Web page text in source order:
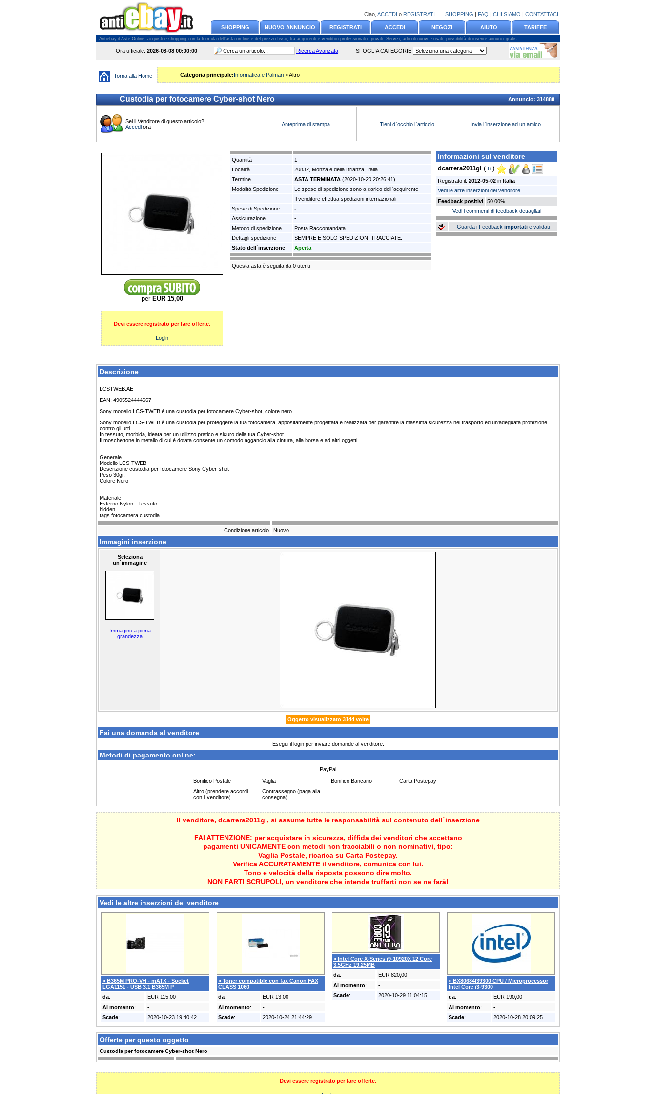
Ciao, ACCEDI o REGISTRATI SHOPPING | FAQ | CHI SIAMO | CONTATTACI
SHOPPING NUOVO ANNUNCIO REGISTRATI ACCEDI NEGOZI AIUTO TARIFFE
Antiebay.it Aste Online, acquisti e shopping con la formula dell'asta on line e del prezzo fisso, tra acquirenti e venditori professionali e privati. Servizi, articoli nuovi e usati, possibilità di inserire annunci gratis.
Ora ufficiale: 2026-08-08 00:00:00 Ricerca Avanzata SFOGLIA CATEGORIE
Torna alla Home Categoria principale:Informatica e Palmari > Altro
Custodia per fotocamere Cyber-shot Nero Annuncio: 314888
Sei il Venditore di questo articolo?
Accedi ora Anteprima di stampa Tieni d`occhio l`articolo Invia l`inserzione ad un amico
per EUR 15,00
Devi essere registrato per fare offerte.
Login
Quantità
1
Località
20832, Monza e della Brianza, Italia
Termine
ASTA TERMINATA (2020-10-20 20:26:41)
Modalità Spedizione
Le spese di spedizione sono a carico dell`acquirente
Il venditore effettua spedizioni internazionali
Spese di Spedizione
-
Assicurazione
-
Metodo di spedizione
Posta Raccomandata
Dettagli spedizione
SEMPRE E SOLO SPEDIZIONI TRACCIATE.
Stato dell`inserzione
Aperta
Questa asta è seguita da 0 utenti
Informazioni sul venditore
dcarrera2011gl ( 6 )
Registrato il: 2012-05-02 in Italia
Vedi le altre inserzioni del venditore
Feedback positivi
50.00%
Vedi i commenti di feedback dettagliati
Guarda i Feedback importatie validati
Descrizione
LCSTWEB.AE
EAN: 4905524444667
Sony modello LCS-TWEB è una custodia per fotocamere Cyber-shot, colore nero.
Sony modello LCS-TWEB è una custodia per proteggere la tua fotocamera, appositamente progettata e realizzata per garantire la massima sicurezza nel trasporto ed un'adeguata protezione
contro gli urti.
In tessuto, morbida, ideata per un utilizzo pratico e sicuro della tua Cyber-shot.
Il moschettone in metallo di cui è dotata consente un comodo aggancio alla cintura, alla borsa e ad altri oggetti.
Generale
Modello LCS-TWEB
Descrizione custodia per fotocamere Sony Cyber-shot
Peso 30gr.
Colore Nero
Materiale
Esterno Nylon - Tessuto
hidden
tags fotocamera custodia
Condizione articolo Nuovo
Immagini inserzione
Seleziona
un`immagine
Immagine a piena
grandezza
Oggetto visualizzato 3144 volte
Fai una domanda al venditore
Esegui il login per inviare domande al venditore.
Metodi di pagamento online:
PayPal
Bonifico Postale
Vaglia Bonifico Bancario
Carta Postepay
Altro (prendere accordi
con il venditore)
Contrassegno (paga alla
consegna)
Il venditore, dcarrera2011gl, si assume tutte le responsabilità sul contenuto dell`inserzione
FAI ATTENZIONE: per acquistare in sicurezza, diffida dei venditori che accettano
pagamenti UNICAMENTE con metodi non tracciabili o non nominativi, tipo:
Vaglia Postale, ricarica su Carta Postepay.
Verifica ACCURATAMENTE il venditore, comunica con lui.
Tono e velocità della risposta possono dire molto.
NON FARTI SCRUPOLI, un venditore che intende truffarti non se ne farà!
Vedi le altre inserzioni del venditore
» B365M PRO-VH - mATX - Socket
LGA1151 - USB 3.1 B365M P
da:
EUR 115,00
Al momento:
-
Scade: 2020-10-23 19:40:42
» Toner compatible con fax Canon FAX
CLASS 1060
da:
EUR 13,00
Al momento:
-
Scade: 2020-10-24 21:44:29
» Intel Core X-Series i9-10920X 12 Core
3.5GHz 19.25MB
da:
EUR 820,00
Al momento:
-
Scade: 2020-10-29 11:04:15
» BX80684I39300 CPU / Microprocessor
Intel Core i3-9300
da:
EUR 190,00
Al momento:
-
Scade: 2020-10-28 20:09:25
Offerte per questo oggetto
Custodia per fotocamere Cyber-shot Nero
Devi essere registrato per fare offerte.